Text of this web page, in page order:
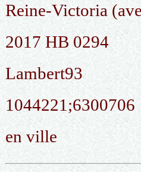
Reine-Victoria
2017 HB 0294
Lambert93
1044221;6300706
en ville